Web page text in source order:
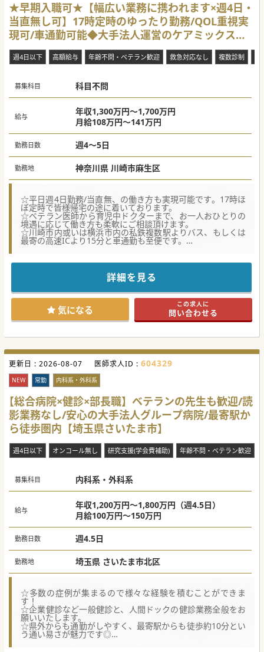
★早期入職可★【幅広い業務に携われます×週4日・
当直無し可】17時定時のゆったり勤務/QOL重視実
現可/車通勤可能◆大手法人運営のケアミックス病
院
週4日以下 高額給与 年齢不問・ベテラン歓迎 救急対応なし 複数診制
募集科目 科目不問
給与
年収1,300万円～1,700万円
月給108万円～141万円
勤務日数 週4～5日
勤務地 神奈川県 川崎市麻生区
☆平日週4日勤務/当直無、の働き方も実現可能です。17時ほ
ぼ定時で皆様帰宅の途に着いております。
☆ベテラン医師から育児中ドクターまで、お一人おひとりの
境遇に応じて働き方も柔軟にご相談頂けます。
☆川崎市内或いは横浜市内の私鉄複数駅よりバス、もしくは
最寄の高速ICより15分と車通勤も至便です。
急性期からリハビリテーション、そして在宅医療まで幅広く
医療サービスを提供している、
大手法人グループの病院です。こちらの病院でも内科・整形
外科を中心として在宅医療まで
幅広く展開しており、近隣のグループ病院と連携して地域の
医療を支えております。
オンオフのメリハリのある働き方が可能ですので、子育て中
ドクターにもお薦めです。
やリハビリスタッフなど皆様、
アットホームな雰囲気でご勤務されておられます。
#秋入職可
詳細を見る
気になる この求人に
問い合わせる
更新日 : 2026-08-07 医師求人ID : 604329
NEW 常勤 内科系・外科系
【総合病院×健診×部長職】ベテランの先生も歓迎/読
影業務なし/安心の大手法人グループ病院/最寄駅か
ら徒歩圏内【埼玉県さいたま市】
週4日以下 オンコール無し 研究支援(学会費補助) 年齢不問・ベテラン歓迎
募集科目 内科系・外科系
給与
年収1,200万円～1,800万円（週4.5日）
月給100万円～150万円
勤務日数 週4.5日
勤務地 埼玉県 さいたま市北区
☆多数の症例が集まるので様々な経験を積むことができま
す！
☆企業健診など一般健診と、人間ドックの健診業務全般をお
願いいたします。
☆県外からも通勤がしやすく、最寄駅からも徒歩約10分とい
う通い易さが魅力です◎